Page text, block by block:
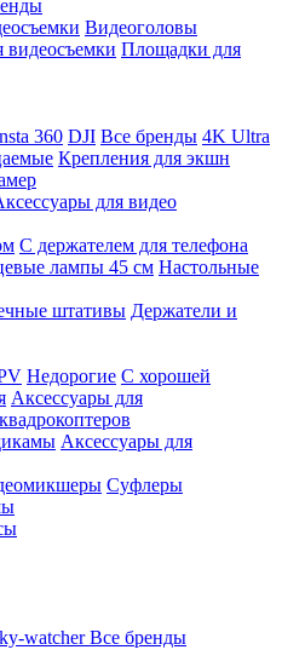
Видеоголовы
Площадки для
360 DJI Все бренды 4K Ultra
Крепления для экшн
для видео
C держателем для телефона
лампы 45 см Настольные
штативы Держатели и
Недорогие С хорошей
Аксессуары для
Аксессуары для
Суфлеры
watcherВсе бренды